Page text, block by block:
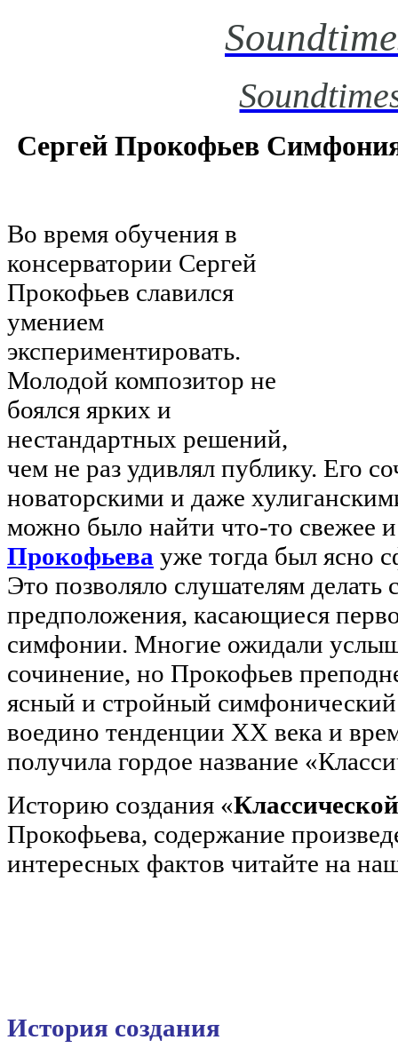
Сергей Прокофьев
Во время обучения в
консерватории Сергей
Прокофьев славился
умением
экспериментировать.
Молодой композитор не
боялся ярких и
нестандартных решений,
чем не раз удивлял публику. Его
новаторскими и даже
можно было найти что-то свежее
Прокофьева уже тогда был ясно
Это позволяло слушателям делать
предположения, касающиеся
симфонии. Многие ожидали
сочинение, но Прокофьев
ясный и стройный
воедино тенденции XX века и
получила гордое название
Историю создания «
Прокофьева, содержание
интересных фактов читайте на
История создания